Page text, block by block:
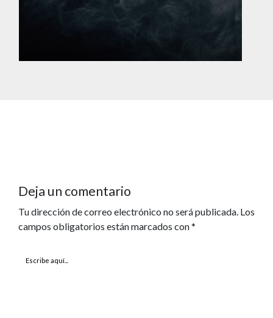
Deja un comentario
Tu dirección de correo electrónico no será publicada. Los
campos obligatorios están marcados con*
Escribe